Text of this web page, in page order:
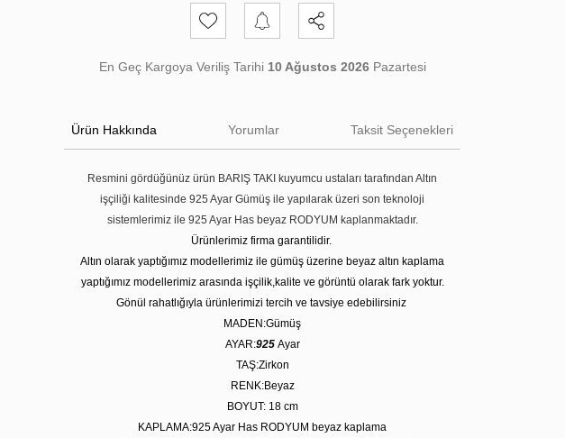
En Geç Kargoya Veriliş Tarihi 10 Ağustos 2026Pazartesi
Ürün Hakkında Yorumlar Taksit Seçenekleri
Resmini gördüğünüz ürün BARIŞ TAKI kuyumcu ustaları tarafından Altın
işçiliği kalitesinde 925 Ayar Gümüş ile yapılarak üzeri son teknoloji
sistemlerimiz ile 925 Ayar Has beyaz RODYUM kaplanmaktadır.
Ürünlerimiz firma garantilidir.
Altın olarak yaptığımız modellerimiz ile gümüş üzerine beyaz altın kaplama
yaptığımız modellerimiz arasında işçilik,kalite ve görüntü olarak fark yoktur.
Gönül rahatlığıyla ürünlerimizi tercih ve tavsiye edebilirsiniz
MADEN:Gümüş
AYAR:925 Ayar
TAŞ:Zirkon
RENK:Beyaz
BOYUT: 18 cm
KAPLAMA:925 Ayar Has RODYUM beyaz kaplama